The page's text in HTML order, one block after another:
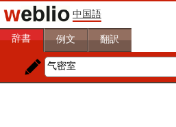
中国語
辞書 例文 翻訳